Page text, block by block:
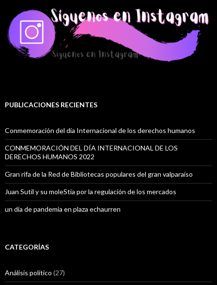
PUBLICACIONES RECIENTES
Conmemoración del día Internacional de los derechos humanos
CONMEMORACIÓN DEL DÍA INTERNACIONAL DE LOS
DERECHOS HUMANOS 2022
Gran rifa de la Red de Bibliotecas populares del gran valparaíso
Juan Sutil y su moleStia por la regulación de los mercados
un día de pandemia en plaza echaurren
CATEGORÍAS
Análisis político (27)